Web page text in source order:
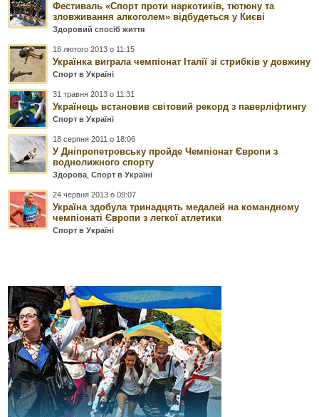
Фестиваль «Спорт проти наркотиків, тютюну та
зловживання алкоголем» відбудеться у Києві
Здоровий спосіб життя
18 лютого 2013 о 11:15
Українка виграла чемпіонат Італії зі стрибків у довжину
Спорт в Україні
31 травня 2013 о 11:31
Українець встановив світовий рекорд з паверліфтингу
Спорт в Україні
18 серпня 2011 о 18:06
У Дніпропетровську пройде Чемпіонат Європи з
воднолижного спорту
Здорова,Спорт в Україні
24 червня 2013 о 09:07
Україна здобула тринадцять медалей на командному
чемпіонаті Європи з легкої атлетики
Спорт в Україні